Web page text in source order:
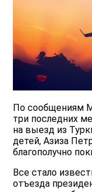
По сообщениям
три последних
на выезд из
детей, Азиза
благополучно
Все стало
отъезда